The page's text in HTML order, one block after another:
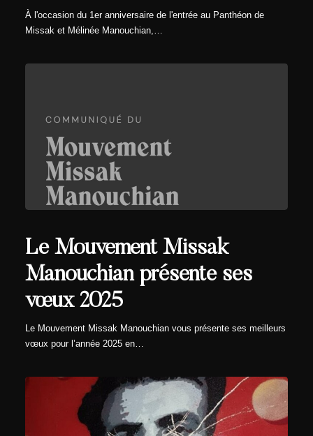
À l'occasion du 1er anniversaire de l'entrée au Panthéon de
Missak et Mélinée Manouchian,…
Le Mouvement Missak
Manouchian présente ses
vœux 2025
Le Mouvement Missak Manouchian vous présente ses meilleurs
vœux pour l’année 2025 en…